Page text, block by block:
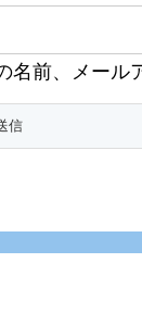
前、メール